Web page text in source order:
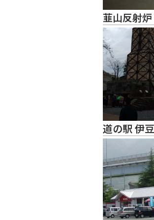
韮山反射炉
道の駅 伊